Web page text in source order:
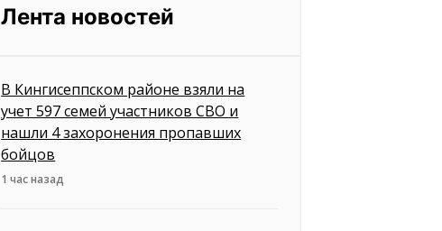
Лента новостей
В Кингисеппском районе взяли на
учет 597 семей участников СВО и
нашли 4 захоронения пропавших
бойцов
1 час назад